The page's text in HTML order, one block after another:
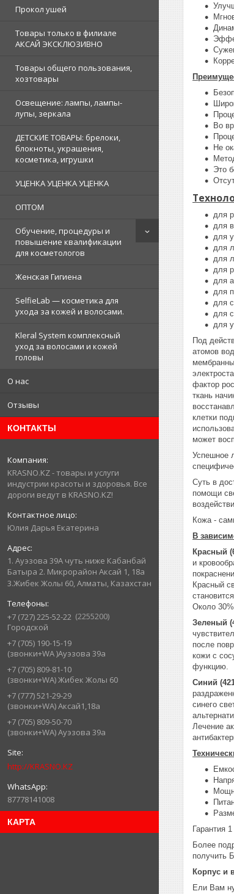
Прокол ушей
Товары только в филиале
АКСАЙ ЭКСКЛЮЗИВНО
Товары общего пользования,
хозтовары
Освещение: лампы, лампы-
лупы, зеркала
ДЕТСКИЕ ТОВАРЫ: брелоки,
блокноты, украшения,
косметика, игрушки
УЦЕНКА УЦЕНКА УЦЕНКА
ОПТОМ
Обучение, процедуры и
повышение квалификации
для косметологов
Женская Гигиена
SelfieLab — косметика для
ухода за кожей и волосами.
Kleral System комплексный
уход за волосами и кожей
головы
О нас
Отзывы
КОНТАКТЫ
KRASNO.KZ - товары и услуги
индустрии красоты и здоровья. Все
дороги ведут в KRASNO.KZ!
Юлия Дарья Екатерина
1. Ауэзова 39А чуть ниже Кабанбай
Батыра ㅤㅤㅤㅤㅤㅤㅤㅤㅤㅤㅤㅤㅤㅤ2. ​Микрорайон Аксай 1, 18а
3.Жибек Жолы 60, Алматы, Казахстан
+7 (727) 225-52-22 2255200
Городской
+7 (705) 190-15-19
(звонки+WA )Ауэзова 39а
+7 (705) 809-81-10
(звонки+WA) Жибек Жолы 60
+7 (777) 521-29-29
(звонки+WA) Аксай1,18а
+7 (705) 809-50-70
(звонки+WA) Ауэзова 39а
http://KRASNO.KZ
87778141008
КАРТА
Во
Не
Это
для
для
для
для
для
для
для
для
для
для
для
Под
атомов
фактор
ткань
клетки
может
Успешное
Суть в
помощи
Кожа -
В
Красный
и
Красный
Около
Зеленый
после
кожи с
функцию.
Синий
синего
Лечение
Гарантия
Более
получить
Корпус и
Ели Вам